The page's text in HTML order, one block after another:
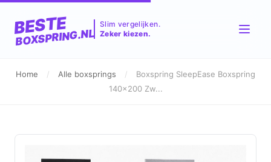
BESTE
BOXSPRING.NL
Slim vergelijken.
Zeker kiezen.
Home / Alle boxsprings /
Boxspring SleepEase Boxspring
140x200 Zw...